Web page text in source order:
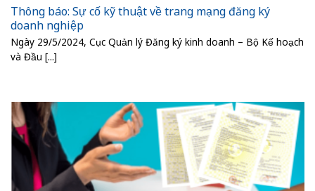
Thông báo: Sự cố kỹ thuật về trang mạng đăng ký
doanh nghiệp
Ngày 29/5/2024, Cục Quản lý Đăng ký kinh doanh – Bộ Kế hoạch
và Đầu [...]